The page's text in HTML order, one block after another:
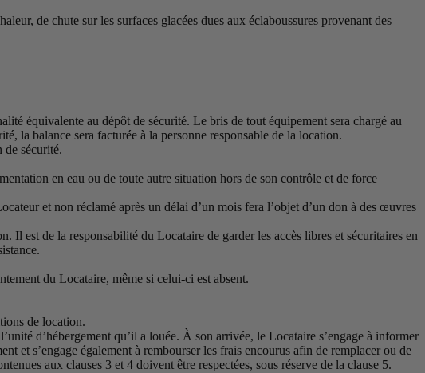
de chute sur les surfaces glacées dues aux éclaboussures provenant des
équivalente au dépôt de sécurité. Le bris de tout équipement sera chargé au
la balance sera facturée à la personne responsable de la location.
sécurité.
en eau ou de toute autre situation hors de son contrôle et de force
et non réclamé après un délai d’un mois fera l’objet d’un don à des œuvres
Il est de la responsabilité du Locataire de garder les accès libres et sécuritaires en
du Locataire, même si celui-ci est absent.
de location.
d’hébergement qu’il a louée. À son arrivée, le Locataire s’engage à informer
et s’engage également à rembourser les frais encourus afin de remplacer ou de
aux clauses 3 et 4 doivent être respectées, sous réserve de la clause 5.